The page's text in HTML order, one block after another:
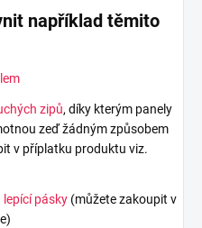
například těmito
zipů, díky kterým panely
zeď žádným způsobem
v příplatku produktu viz.
lepící pásky (můžete zakoupit v